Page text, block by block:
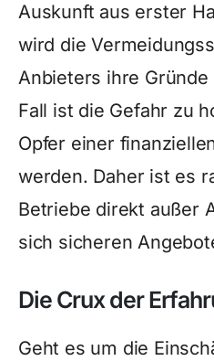
Auskunft aus erster
wird die
Anbieters ihre Gründe
Fall ist die Gefahr zu
Opfer einer
werden. Daher ist es
Betriebe direkt außer
sich sicheren
Die Crux der
Geht es um die